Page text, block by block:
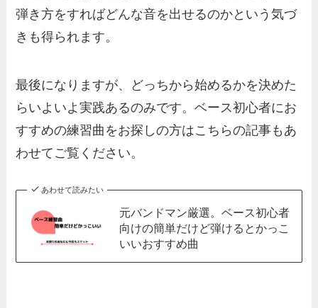
弾き方をすればどんな音を出せるのかという気づ
きも得られます。
最後になりますが、どっちから始めるかを決めた
らいよいよ実践あるのみです。ベース初心者にお
すすめの練習曲をお探しの方はこちらの記事もあ
わせてご覧ください。
あわせて読みたい
元バンドマン厳選。ベース初心者
向けの簡単だけど弾けるとかっこ
いいおすすめ曲